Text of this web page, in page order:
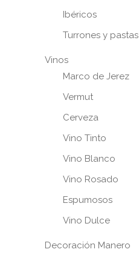
Ibéricos
Turrones y pastas
Vinos
Marco de Jerez
Vermut
Cerveza
Vino Tinto
Vino Blanco
Vino Rosado
Espumosos
Vino Dulce
Decoración Manero